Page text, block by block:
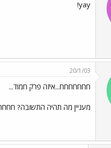
yay!
20/1/03
חחחחחחח...איזה פרק חמוד...
מעניין מה תהיה התשובה?